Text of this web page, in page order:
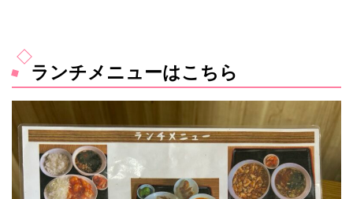
ランチメニューはこちら